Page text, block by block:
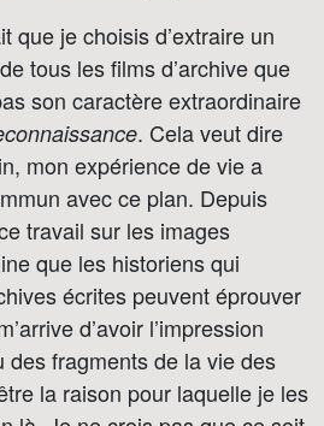
que je choisis d’extraire un
tous les films d’archive que
son caractère extraordinaire
. Cela veut dire
mon expérience de vie a
avec ce plan. Depuis
travail sur les images
que les historiens qui
écrites peuvent éprouver
d’avoir l’impression
des fragments de la vie des
la raison pour laquelle je les